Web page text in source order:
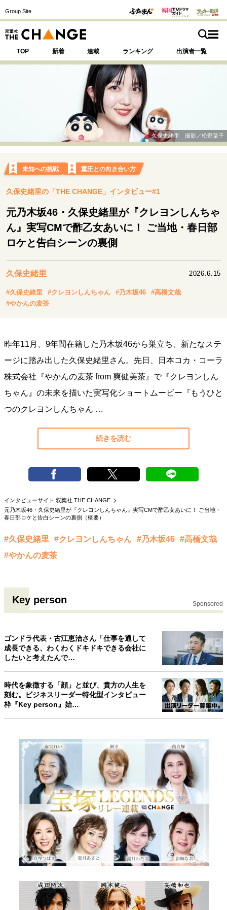
Group Site
TOP 新着 連載 ランキング 出演者一覧
注目の記事テーマで探す
運命を変えた出会い 決断の裏側
表現者の葛藤
人生が動いた日 10代の挫折と原点
キャリア・働き方
セカンドキャリアの描き方
大人の学び直し
ファーストキャリアを拓く
夢を掴む選択
トップが描く未来
マインドセット
重圧との向き合い方 一流のルーティン
20代の現在地
忘れられない言葉
10代・20代の土台
ライフスタイル・生き方
パートナーとの歩み方
親になるということ
熱狂できるもの
一生モノの愛用品
私を彩るエッセンス
60代のネクストステージ
久保史緒里 撮影／松野葉子
未知への挑戦 重圧との向き合い方
久保史緒里の「THE CHANGE」インタビュー#1
元乃木坂46・久保史緒里が『クレヨンしんちゃ
ん』実写CMで酢乙女あいに！ ご当地・春日部
ロケと告白シーンの裏側
久保史緒里 2026.6.15
#久保史緒里 #クレヨンしんちゃん #乃木坂46
#高橋文哉
#やかんの麦茶
昨年11月、9年間在籍した乃木坂46から巣立ち、新たなステ
ージに踏み出した久保史緒里さん。先日、日本コカ・コーラ
株式会社『やかんの麦茶 from 爽健美茶』で『クレヨンしん
ちゃん』の未来を描いた実写化ショートムービー『もうひと
つのクレヨンしんちゃん …
続きを読む
インタビューサイト 双葉社 THE CHANGE
元乃木坂46・久保史緒里が『クレヨンしんちゃん』実写CMで酢乙女あいに！ ご当地・
春日部ロケと告白シーンの裏側（概要）
#久保史緒里 #クレヨンしんちゃん #乃木坂46 #高橋文哉
#やかんの麦茶
Key person Sponsored
ゴンドラ代表・古江恵治さん「仕事を通して
成長できる、わくわくドキドキできる会社に
したいと考えたんで…
時代を象徴する「顔」と並び、貴方の人生を
刻む。ビジネスリーダー特化型インタビュー
枠『Key person』始…